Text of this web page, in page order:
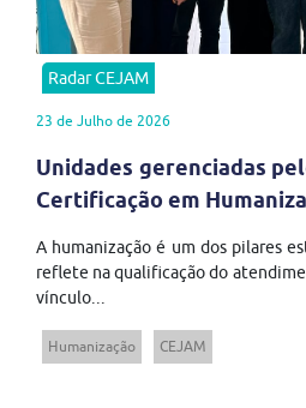
Radar CEJAM
23 de Julho de 2026
Unidades gerenciadas
Certificação em
A humanização é um dos pilares
reflete na qualificação do
vínculo...
Humanização CEJAM